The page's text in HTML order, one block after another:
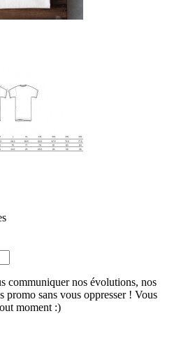
communiquer nos évolutions, nos
promo sans vous oppresser ! Vous
moment :)